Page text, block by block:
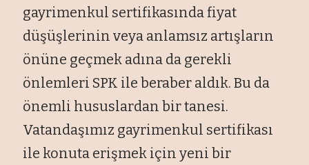
gayrimenkul sertifikasında fiyat
düşüşlerinin veya anlamsız artışların
önüne geçmek adına da gerekli
önlemleri SPK ile beraber aldık. Bu da
önemli hususlardan bir tanesi.
Vatandaşımız gayrimenkul sertifikası
ile konuta erişmek için yeni bir